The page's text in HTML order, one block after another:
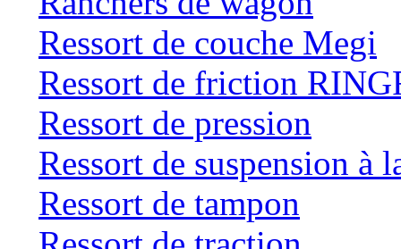
Ressort de couche Megi
Ressort de friction
Ressort de pression
Ressort de suspension à
Ressort de tampon